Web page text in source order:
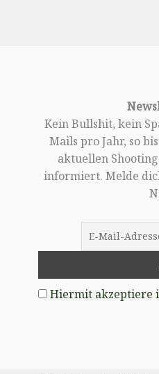
Kein Bullshit, kein
Mails pro Jahr, so
aktuellen
informiert. Melde
Hiermit akzeptiere